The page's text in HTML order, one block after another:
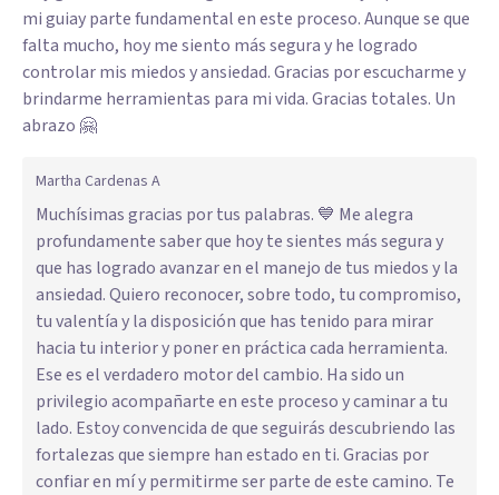
mi guiay parte fundamental en este proceso. Aunque se que
falta mucho, hoy me siento más segura y he logrado
controlar mis miedos y ansiedad. Gracias por escucharme y
brindarme herramientas para mi vida. Gracias totales. Un
abrazo 🤗
Martha Cardenas A
Muchísimas gracias por tus palabras. 💙 Me alegra
profundamente saber que hoy te sientes más segura y
que has logrado avanzar en el manejo de tus miedos y la
ansiedad. Quiero reconocer, sobre todo, tu compromiso,
tu valentía y la disposición que has tenido para mirar
hacia tu interior y poner en práctica cada herramienta.
Ese es el verdadero motor del cambio. Ha sido un
privilegio acompañarte en este proceso y caminar a tu
lado. Estoy convencida de que seguirás descubriendo las
fortalezas que siempre han estado en ti. Gracias por
confiar en mí y permitirme ser parte de este camino. Te